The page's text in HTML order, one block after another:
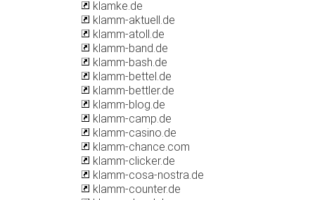
klamke.de
klamm-aktuell.de
klamm-atoll.de
klamm-band.de
klamm-bash.de
klamm-bettel.de
klamm-bettler.de
klamm-blog.de
klamm-camp.de
klamm-casino.de
klamm-chance.com
klamm-clicker.de
klamm-cosa-nostra.de
klamm-counter.de